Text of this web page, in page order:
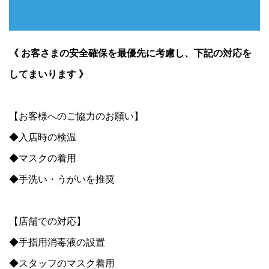
《 お客さまの安全確保を最優先に考慮し、下記の対応を
してまいります 》
【お客様へのご協力のお願い】
◆入店時の検温
◆マスクの着用
◆手洗い・うがいを推奨
【店舗での対応】
◆手指用消毒液の設置
◆スタッフのマスク着用